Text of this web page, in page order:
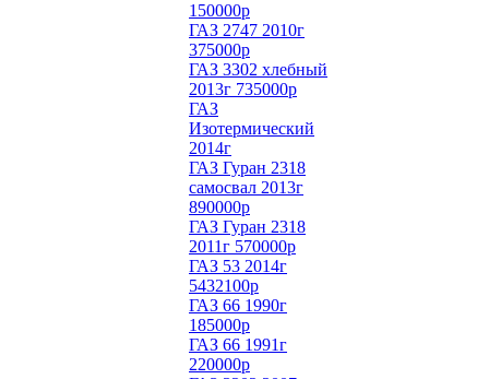
150000р
ГАЗ 2747 2010г
375000р
ГАЗ 3302 хлебный
2013г 735000р
ГАЗ
Изотермический
2014г
ГАЗ Гуран 2318
самосвал 2013г
890000р
ГАЗ Гуран 2318
2011г 570000р
ГАЗ 53 2014г
5432100р
ГАЗ 66 1990г
185000р
ГАЗ 66 1991г
220000р